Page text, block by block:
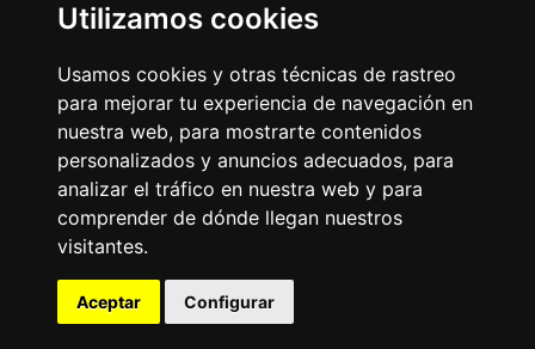
Utilizamos cookies
Usamos cookies y otras técnicas de rastreo
para mejorar tu experiencia de navegación en
nuestra web, para mostrarte contenidos
personalizados y anuncios adecuados, para
analizar el tráfico en nuestra web y para
comprender de dónde llegan nuestros
visitantes.
Aceptar Configurar